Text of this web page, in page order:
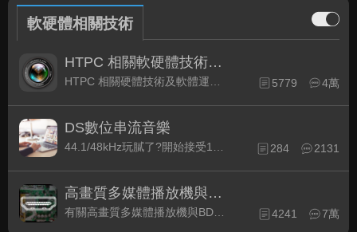
軟硬體相關技術
HTPC 相關軟硬體技術及運用
5779 4萬
DS數位串流音樂
284 2131
高畫質多媒體播放機與BD討論區
有關高畫質多媒體播放機與BD相關討論區 4241 7萬